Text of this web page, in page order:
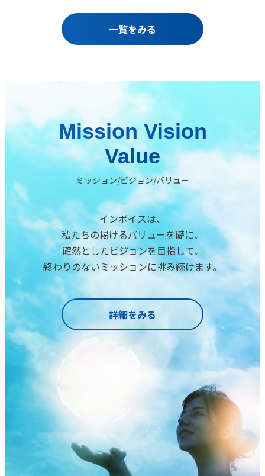
一覧をみる
Mission Vision
Value
ミッション/ビジョン/バリュー
インボイスは、
私たちの掲げるバリューを礎に、
確然としたビジョンを目指して、
終わりのないミッションに挑み続けます。
詳細をみる